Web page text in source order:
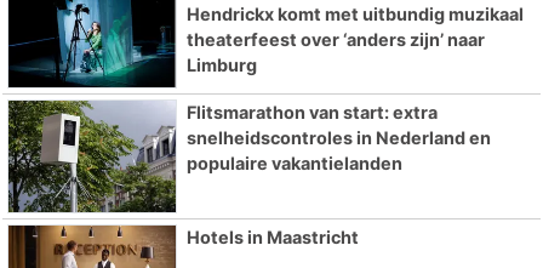
Hendrickx komt met uitbundig muzikaal
theaterfeest over ‘anders zijn’ naar
Limburg
Flitsmarathon van start: extra
snelheidscontroles in Nederland en
populaire vakantielanden
Hotels in Maastricht